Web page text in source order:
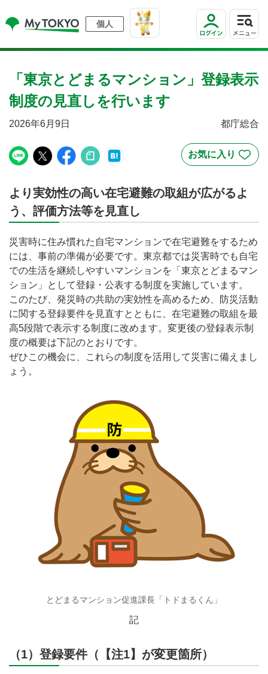
個人
「東京とどまるマンション」登録表示
制度の見直しを行います
2026年6月9日 都庁総合
より実効性の高い在宅避難の取組が広がるよ
う、評価方法等を見直し
災害時に住み慣れた自宅マンションで在宅避難をするため
には、事前の準備が必要です。東京都では災害時でも自宅
での生活を継続しやすいマンションを「東京とどまるマン
ション」として登録・公表する制度を実施しています。
このたび、発災時の共助の実効性を高めるため、防災活動
に関する登録要件を見直すとともに、在宅避難の取組を最
高5段階で表示する制度に改めます。変更後の登録表示制
度の概要は下記のとおりです。
ぜひこの機会に、これらの制度を活用して災害に備えまし
ょう。
とどまるマンション促進課長「トドまるくん」
記
（1）登録要件（【注1】が変更箇所）